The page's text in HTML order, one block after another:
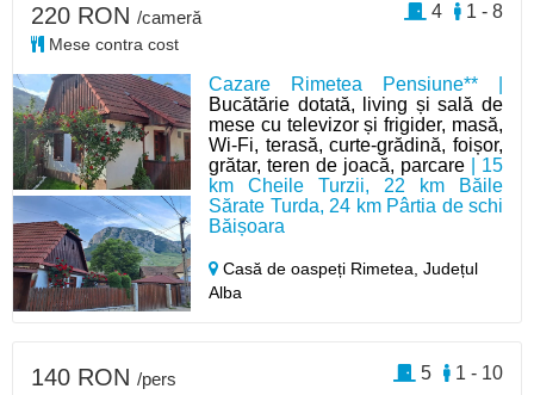
Cazare Rimetea Pensiune** |
Bucătărie dotată, living și sală de
mese cu televizor și frigider, masă,
Wi-Fi, terasă, curte-grădină, foișor,
grătar, teren de joacă, parcare | 15
km Cheile Turzii, 22 km Băile
Sărate Turda, 24 km Pârtia de schi
Băișoara
Casă de oaspeți Rimetea,Județul
Alba
220 RON /cameră
Mese contra cost
1 - 8
4
140 RON /pers 1 - 10
5